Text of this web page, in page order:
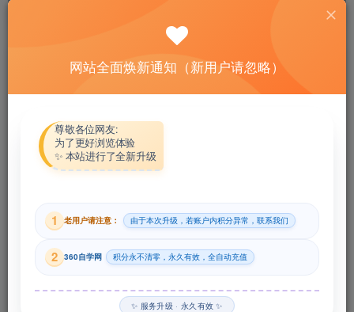
热心网友 关注
此内容为付费资源，请付费后查看
29积分
付费资源
网站全面焕新通知（新用户请忽略）
尊敬各位网友:
为了更好浏览体验
✨ 本站进行了全新升级
1 老用户请注意： 由于本次升级，若账户内积分异常，联系我们
2 360自学网 积分永不清零，永久有效，全自动充值
✨ 服务升级 · 永久有效 ✨